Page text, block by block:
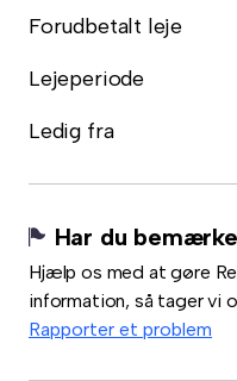
Forudbetalt leje
Lejeperiode
Ledig fra
Har du
Hjælp os med at gøre
information, så tager vi
Rapporter et problem